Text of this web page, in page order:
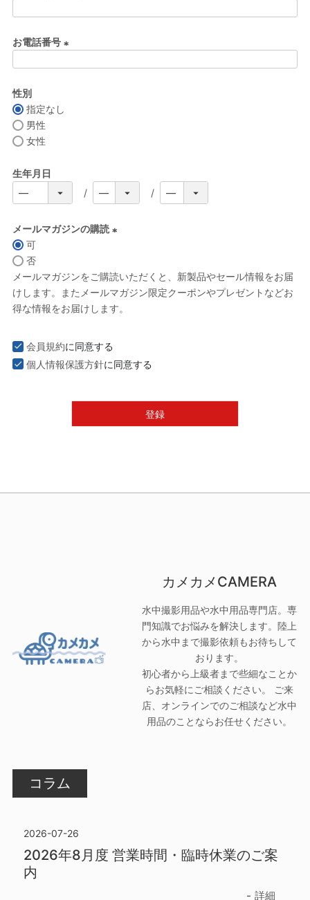
お電話番号
)
性別
指定なし
男性
女性
生年月日
メールマガジンの購読
須
)
可
否
メールマガジンをご購読いただくと、新製品やセール情報をお届
けします。またメールマガジン限定クーポンやプレゼントなどお
得な情報をお届けします。
会員規約に同意する
個人情報保護方針に同意する
登録
カメカメCAMERA
水中撮影用品や水中用品専門店。専
門知識でお悩みを解決します。陸上
から水中まで撮影依頼もお待ちして
おります。
初心者から上級者まで些細なことか
らお気軽にご相談ください。 ご来
店、オンラインでのご相談など水中
用品のことならお任せください。
コラム
2026-07-26
2026年8月度 営業時間・臨時休業のご案
内
詳細